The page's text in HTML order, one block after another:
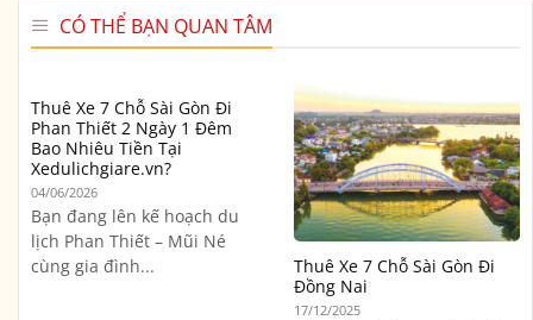
CÓ THỂ BẠN QUAN TÂM
Thuê Xe 7 Chỗ Sài Gòn Đi
Phan Thiết 2 Ngày 1 Đêm
Bao Nhiêu Tiền Tại
Xedulichgiare.vn?
04/06/2026
Bạn đang lên kế hoạch du
lịch Phan Thiết – Mũi Né
cùng gia đình...
Thuê Xe 7 Chỗ Sài Gòn Đi
Đồng Nai
17/12/2025